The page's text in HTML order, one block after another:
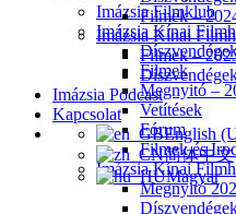
Imázsia Filmklub
Imázsia Kínai
Filmek
Megnyitó –
Vetítések
Fórum
Filmek és
Imázsia Kínai
Megnyitó
Filmek –
Imázsia Kínai
Filmek –
Imázsia Podcast
Kapcsolat
English
简体中文
Magyar